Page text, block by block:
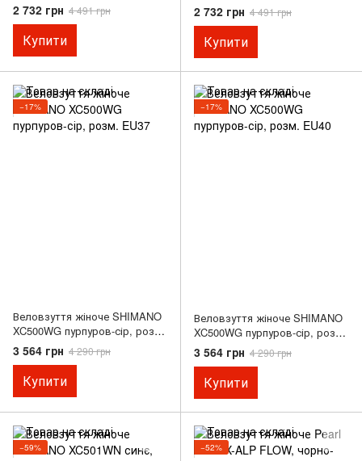
2 732 грн 4 491 грн
Купити
2 732 грн 4 491 грн
Купити
−17%
Веловзуття жіноче SHIMANO
XC500WG пурпуров-сір, розм.
EU37
3 564 грн 4 290 грн
Купити
−17%
Веловзуття жіноче SHIMANO
XC500WG пурпуров-сір, розм.
EU40
3 564 грн 4 290 грн
Купити
−59% −52%